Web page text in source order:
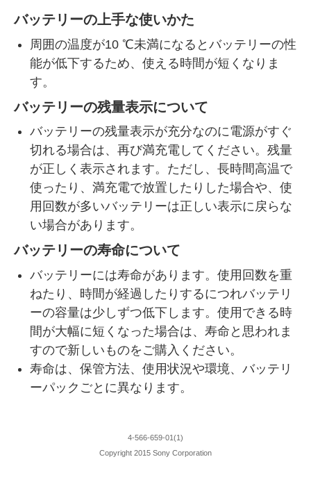
バッテリーの上手な使いかた
周囲の温度が10 ℃未満になるとバッテリーの性
能が低下するため、使える時間が短くなりま
す。
バッテリーの残量表示について
バッテリーの残量表示が充分なのに電源がすぐ
切れる場合は、再び満充電してください。残量
が正しく表示されます。ただし、長時間高温で
使ったり、満充電で放置したりした場合や、使
用回数が多いバッテリーは正しい表示に戻らな
い場合があります。
バッテリーの寿命について
バッテリーには寿命があります。使用回数を重
ねたり、時間が経過したりするにつれバッテリ
ーの容量は少しずつ低下します。使用できる時
間が大幅に短くなった場合は、寿命と思われま
すので新しいものをご購入ください。
寿命は、保管方法、使用状況や環境、バッテリ
ーパックごとに異なります。
4-566-659-01(1)
Copyright 2015 Sony Corporation